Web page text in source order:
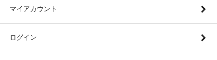
マイアカウント
ログイン